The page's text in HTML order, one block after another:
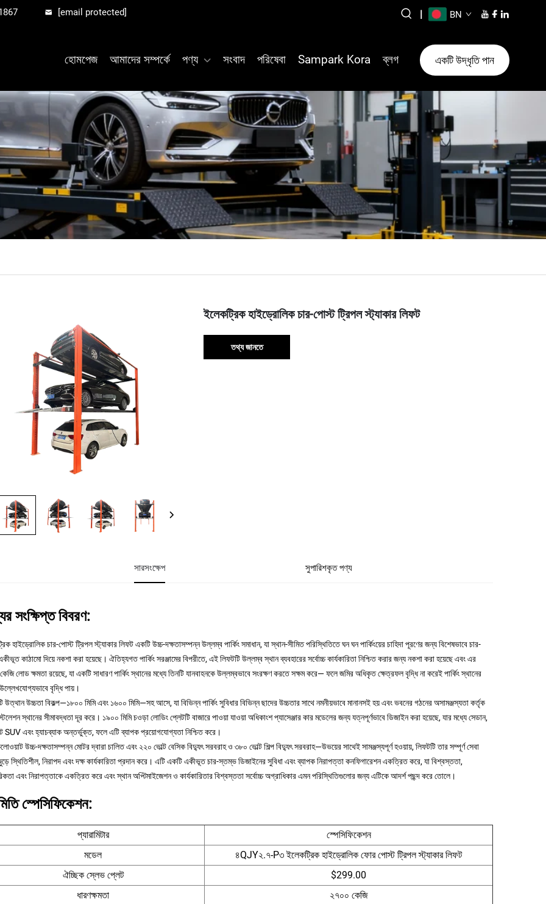
[email protected] | BN
হোমপেজ আমাদের সম্পর্কে পণ্য সংবাদ পরিষেবা Sampark Kora ব্লগ একটি উদ্ধৃতি পান
ইলেকট্রিক হাইড্রোলিক চার-পোস্ট ট্রিপল স্ট্যাকার লিফট
তথ্য জানতে
সারসংক্ষেপ সুপারিশকৃত পণ্য
সংক্ষিপ্ত বিবরণ:
হাইড্রোলিক চার-পোস্ট ট্রিপল স্ট্যাকার লিফট একটি উচ্চ-দক্ষতাসম্পন্ন উল্লম্ব পার্কিং সমাধান, যা স্থান-সীমিত পরিস্থিতিতে ঘন ঘন পার্কিংয়ের চাহিদা পূরণের জন্য বিশেষভাবে চার-
কাঠামো দিয়ে নকশা করা হয়েছে। ঐতিহ্যগত পার্কিং সরঞ্জামের বিপরীতে, এই লিফটটি উল্লম্ব স্থান ব্যবহারের সর্বোচ্চ কার্যকারিতা নিশ্চিত করার জন্য নকশা করা হয়েছে এবং এর
লোড ক্ষমতা রয়েছে, যা একটি সাধারণ পার্কিং স্থানের মধ্যে তিনটি যানবাহনকে উল্লম্বভাবে সংরক্ষণ করতে সক্ষম করে— ফলে জমির অধিকৃত ক্ষেত্রফল বৃদ্ধি না করেই পার্কিং স্থানের
বৃদ্ধি পায়।
উত্থান উচ্চতা বিকল্প—১৮০০ মিমি এবং ১৬০০ মিমি—সহ আসে, যা বিভিন্ন পার্কিং সুবিধার বিভিন্ন ছাদের উচ্চতার সাথে নমনীয়ভাবে মানানসই হয় এবং ভবনের গঠনের অসামঞ্জস্যতা কর্তৃক
স্থানের সীমাবদ্ধতা দূর করে। ১৯০০ মিমি চওড়া লোডিং প্লেটটি বাজারে পাওয়া যাওয়া অধিকাংশ প্যাসেঞ্জার কার মডেলের জন্য যত্নপূর্ণভাবে ডিজাইন করা হয়েছে, যার মধ্যে সেডান,
SUV এবং হ্যাচব্যাক অন্তর্ভুক্ত, ফলে এটি ব্যাপক প্রয়োগযোগ্যতা নিশ্চিত করে।
উচ্চ-দক্ষতাসম্পন্ন মোটর দ্বারা চালিত এবং ২২০ ভোল্ট বেসিক বিদ্যুৎ সরবরাহ ও ৩৮০ ভোল্ট শিল্প বিদ্যুৎ সরবরাহ—উভয়ের সাথেই সামঞ্জস্যপূর্ণ হওয়ায়, লিফটটি তার সম্পূর্ণ সেবা
স্থিতিশীল, নিরাপদ এবং দক্ষ কার্যকারিতা প্রদান করে। এটি একটি একীভূত চার-স্তম্ভ ডিজাইনের সুবিধা এবং ব্যাপক নিরাপত্তা কনফিগারেশন একত্রিত করে, যা বিশ্বস্ততা,
এবং নিরাপত্তাকে একত্রিত করে এবং স্থান অপ্টিমাইজেশন ও কার্যকারিতার বিশ্বস্ততা সর্বোচ্চ অগ্রাধিকার এমন পরিস্থিতিগুলোর জন্য এটিকে আদর্শ পছন্দ করে তোলে।
স্পেসিফিকেশন:
প্যারামিটার
স্পেসিফিকেশন
মডেল
৪QJY২.৭-P৩ ইলেকট্রিক হাইড্রোলিক ফোর পোস্ট ট্রিপল স্ট্যাকার লিফট
ঐচ্ছিক স্লেভ প্লেট
$299.00
ধারণক্ষমতা
২৭০০ কেজি